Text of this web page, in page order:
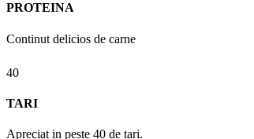
PROTEINA
Continut delicios de carne
40
TARI
Apreciat in peste 40 de tari.